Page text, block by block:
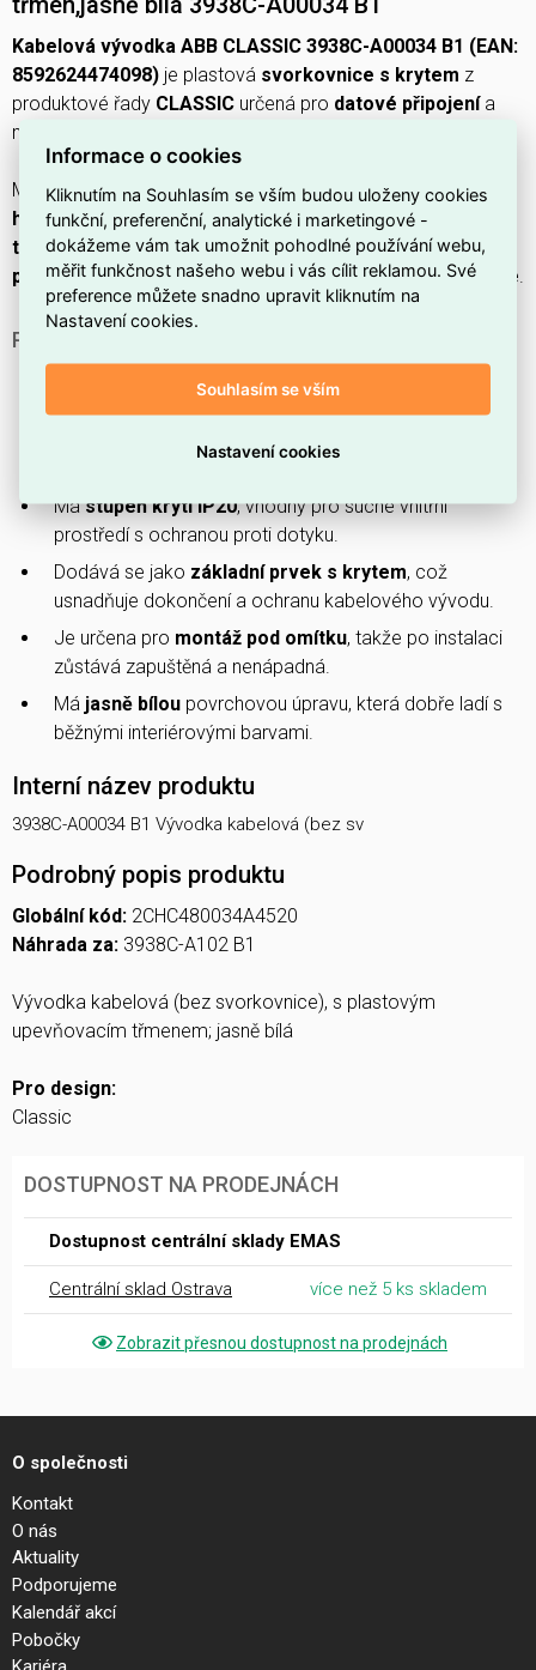
Kabelová vývodka ABB CLASSIC 3938C-A00034 B1 (EAN:
8592624474098) je plastová svorkovnice s krytem z
produktové řady CLASSIC určená pro datové připojenía
montáž
Má stupeň krytí IP20, rozměryšířka 77 mm, výška 77 mm,
hloubka 30 mm, provedení vjasně bílé (RAL 9003)
termoplastusupevněním na šrouba směřováním výstupu
pod ; nenítransparentnía dodává se bez popisového pole.
PROČ SI VYBRAT TUTO KABELOVOU VÝVODKU?
datové připojení
Mástupeň krytí IP20, vhodný pro suché vnitřní
prostředí s ochranou proti dotyku.
Dodává se jako základní prvek s krytem, což
usnadňuje dokončení a ochranu kabelového vývodu.
Je určena pro montáž pod omítku, takže po instalaci
zůstává zapuštěná a nenápadná.
Má jasně bílou povrchovou úpravu, která dobře ladí s
běžnými interiérovými barvami.
Interní název produktu
3938C-A00034 B1 Vývodka kabelová (bez sv
Podrobný popis produktu
Globální kód: 2CHC480034A4520
Náhrada za: 3938C-A102 B1
Vývodka kabelová (bez svorkovnice), s plastovým
upevňovacím třmenem; jasně bílá
Pro design:
Classic
DOSTUPNOST NA PRODEJNÁCH
Dostupnost centrální sklady EMAS
Centrální sklad Ostrava více než 5 ks skladem
Zobrazit přesnou dostupnost na prodejnách
O společnosti
Kontakt
O nás
Aktuality
Podporujeme
Kalendář akcí
Pobočky
Informace o cookies
Kliknutím na Souhlasím se vším budou uloženy cookies
funkční, preferenční, analytické i marketingové -
dokážeme vám tak umožnit pohodlné používání webu,
měřit funkčnost našeho webu i vás cílit reklamou. Své
preference můžete snadno upravit kliknutím na
Nastavení cookies.
Souhlasím se vším
Nastavení cookies